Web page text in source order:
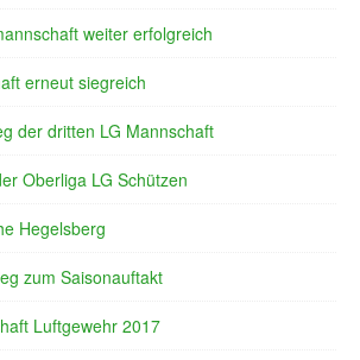
weiter erfolgreich
erneut siegreich
der dritten LG Mannschaft
Oberliga LG Schützen
Hegelsberg
zum Saisonauftakt
Luftgewehr 2017